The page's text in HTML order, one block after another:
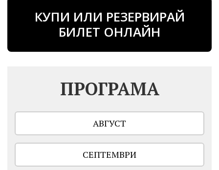
КУПИ ИЛИ РЕЗЕРВИРАЙ
БИЛЕТ ОНЛАЙН
ПРОГРАМА
АВГУСТ
СЕПТЕМВРИ